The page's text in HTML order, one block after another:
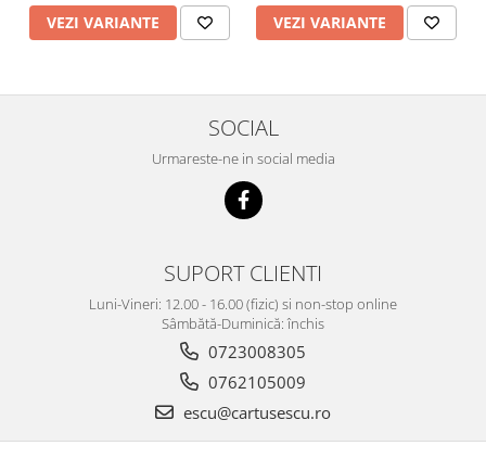
VEZI VARIANTE VEZI VARIANTE
SOCIAL
Urmareste-ne in social media
SUPORT CLIENTI
Luni-Vineri: 12.00 - 16.00 (fizic) si non-stop online
Sâmbătă-Duminică: închis
0723008305
0762105009
escu@cartusescu.ro